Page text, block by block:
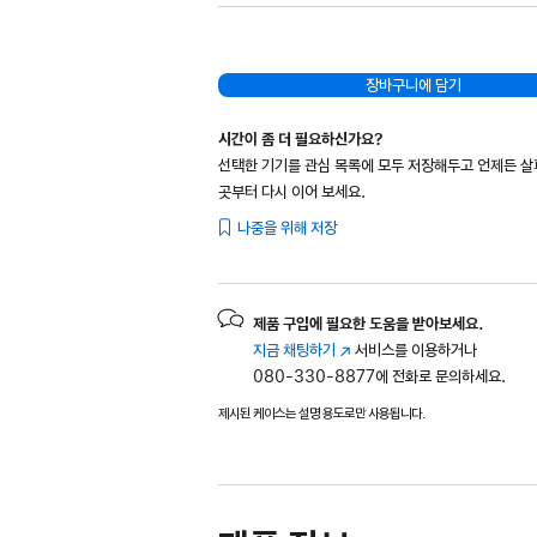
장바구니에 담기
시간이 좀 더 필요하신가요?
선택한 기기를 관심 목록에 모두 저장해두고 언제든
곳부터 다시 이어 보세요.
나중을 위해 저장
제품 구입에 필요한 도움을 받아보세요.
지금 채팅하기 (새
창에서
열림)
서비스를 이용하거나
080-330-8877에 전화로 문의하세요.
제시된 케이스는 설명 용도로만 사용됩니다.